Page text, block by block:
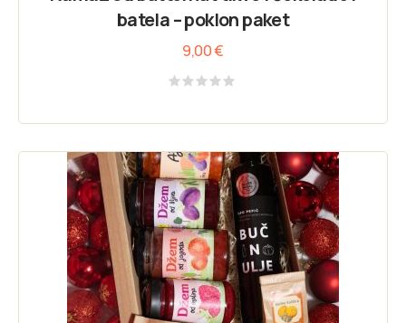
batela – poklon paket
9,00€
out
5